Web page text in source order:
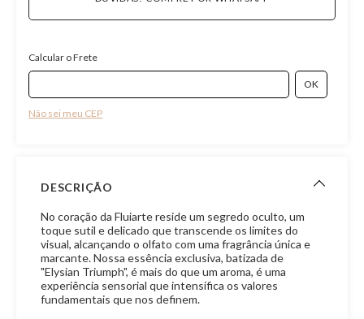
Calcular o Frete
Não sei meu CEP
DESCRIÇÃO
No coração da Fluiarte reside um segredo oculto, um
toque sutil e delicado que transcende os limites do
visual, alcançando o olfato com uma fragrância única e
marcante. Nossa essência exclusiva, batizada de
"Elysian Triumph", é mais do que um aroma, é uma
experiência sensorial que intensifica os valores
fundamentais que nos definem.